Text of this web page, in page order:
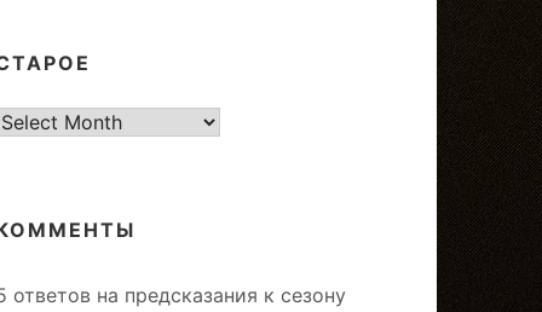
ответов на предсказания к сезону